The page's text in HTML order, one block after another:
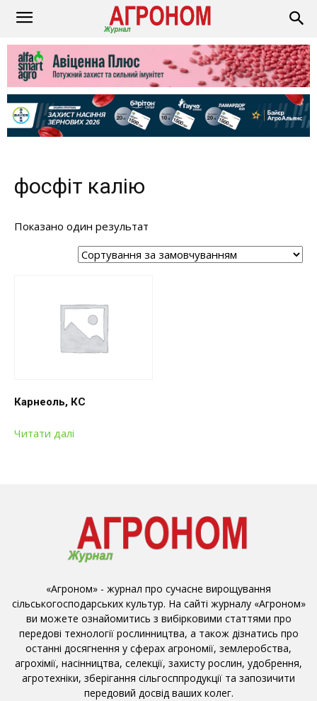
фосфіт калію
Показано один результат
Карнеоль, КС
Читати далі
«Агроном» - журнал про сучасне вирощування
сільськогосподарських культур. На сайті журналу «Агроном»
ви можете ознайомитись з вибірковими статтями про
передові технології рослинництва, а також дізнатись про
останні досягнення у сферах агрономії, землеробства,
агрохімії, насінництва, селекції, захисту рослин, удобрення,
агротехніки, зберігання сільгосппродукції та запозичити
передовий досвід ваших колег.